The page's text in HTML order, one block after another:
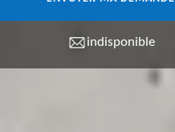
indisponible